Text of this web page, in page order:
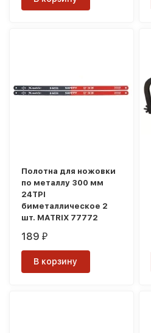
Полотна для ножовки
по металлу 300 мм
24TPI
биметаллическое 2
шт. MATRIX 77772
189₽
В корзину